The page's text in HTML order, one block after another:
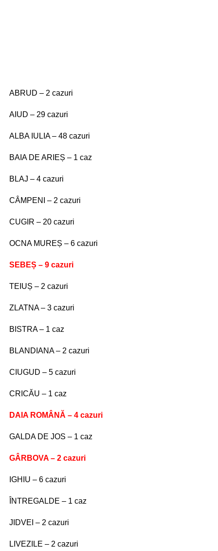
ABRUD – 2 cazuri
AIUD – 29 cazuri
ALBA IULIA – 48 cazuri
BAIA DE ARIEȘ – 1 caz
BLAJ – 4 cazuri
CÂMPENI – 2 cazuri
CUGIR – 20 cazuri
OCNA MUREȘ – 6 cazuri
SEBEȘ – 9 cazuri
TEIUȘ – 2 cazuri
ZLATNA – 3 cazuri
BISTRA – 1 caz
BLANDIANA – 2 cazuri
CIUGUD – 5 cazuri
CRICĂU – 1 caz
DAIA ROMÂNĂ – 4 cazuri
GALDA DE JOS – 1 caz
GÂRBOVA – 2 cazuri
IGHIU – 6 cazuri
ÎNTREGALDE – 1 caz
JIDVEI – 2 cazuri
LIVEZILE – 2 cazuri